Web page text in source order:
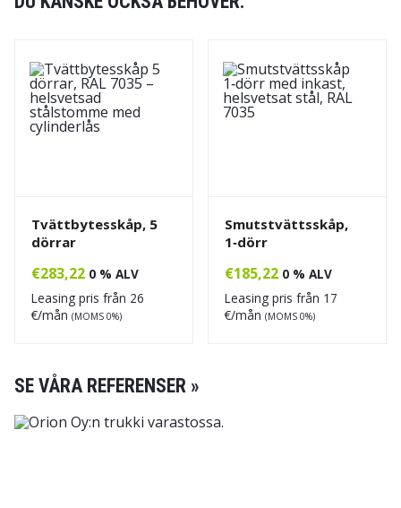
Tvättbytesskåp, 5
dörrar
€283,22 0 % ALV
Leasing pris från 26
€/mån (MOMS 0%)
Smutstvättsskåp,
1‑dörr
€185,22 0 % ALV
Leasing pris från 17
€/mån (MOMS 0%)
SE VÅRA REFERENSER »